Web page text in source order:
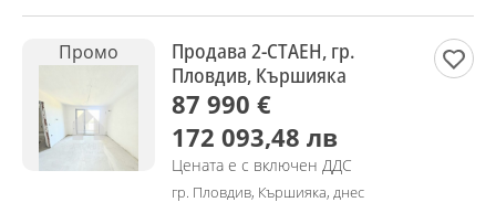
Промо
Продава 2-СТАЕН, гр.
Пловдив, Кършияка
87 990 €
172 093,48 лв
Цената е с включен ДДС
гр. Пловдив, Кършияка, днес